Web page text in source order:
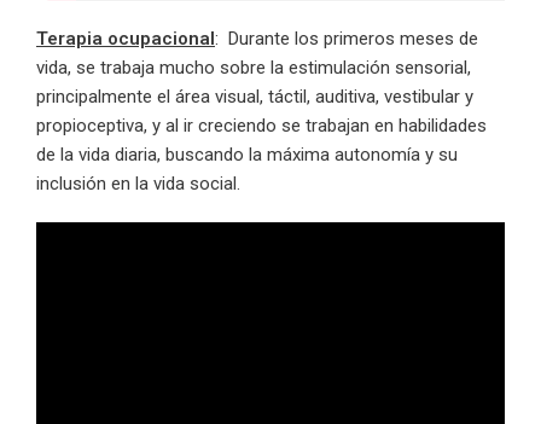
Terapia ocupacional : Durante los primeros meses de
vida, se trabaja mucho sobre la estimulación sensorial,
principalmente el área visual, táctil, auditiva, vestibular y
propioceptiva, y al ir creciendo se trabajan en habilidades
de la vida diaria, buscando la máxima autonomía y su
inclusión en la vida social.